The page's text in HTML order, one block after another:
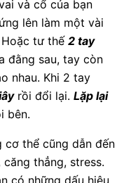
và cổ của bạn
lên làm một vài
Hoặc tư thế 2 tay
đằng sau, tay còn
nhau. Khi 2 tay
rồi đổi lại. Lặp lại
bên.
thể cũng dẫn đến
thẳng, stress.
có những dấu hiệu